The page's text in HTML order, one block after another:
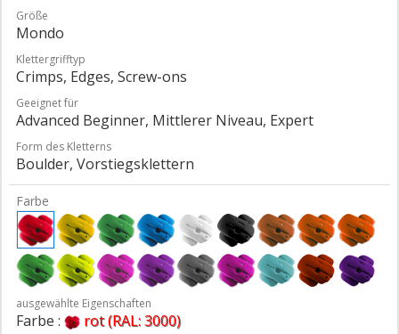
Größe
Mondo
Klettergrifftyp
Crimps, Edges, Screw-ons
Geeignet für
Advanced Beginner, Mittlerer Niveau, Expert
Form des Kletterns
Boulder, Vorstiegsklettern
Farbe
ausgewählte Eigenschaften
Farbe : rot (RAL: 3000)